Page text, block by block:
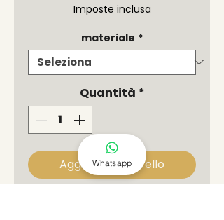
Imposte inclusa
materiale *
Quantità *
Aggiungi al carrello
Whatsapp